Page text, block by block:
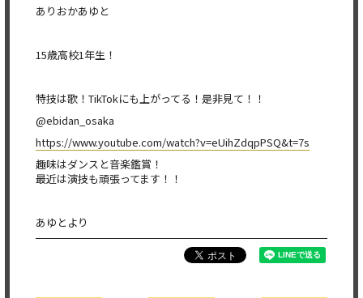
ありおかあゆと
15歳高校1年生！
特技は歌！TikTokにも上がってる！是非見て！！
@ebidan_osaka
https://www.youtube.com/watch?v=eUihZdqpPSQ&t=7s
趣味はダンスと音楽鑑賞！
最近は演技も頑張ってます！！
あゆとより